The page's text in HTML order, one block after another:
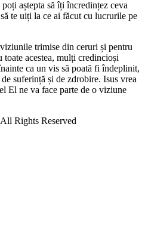
aștepta să îți încredințez ceva
te uiți la ce ai făcut cu lucrurile pe
trimise din ceruri și pentru
acestea, mulți credincioși
ca un vis să poată fi îndeplinit,
suferință și de zdrobire. Isus vrea
El ne va face parte de o viziune
Rights Reserved